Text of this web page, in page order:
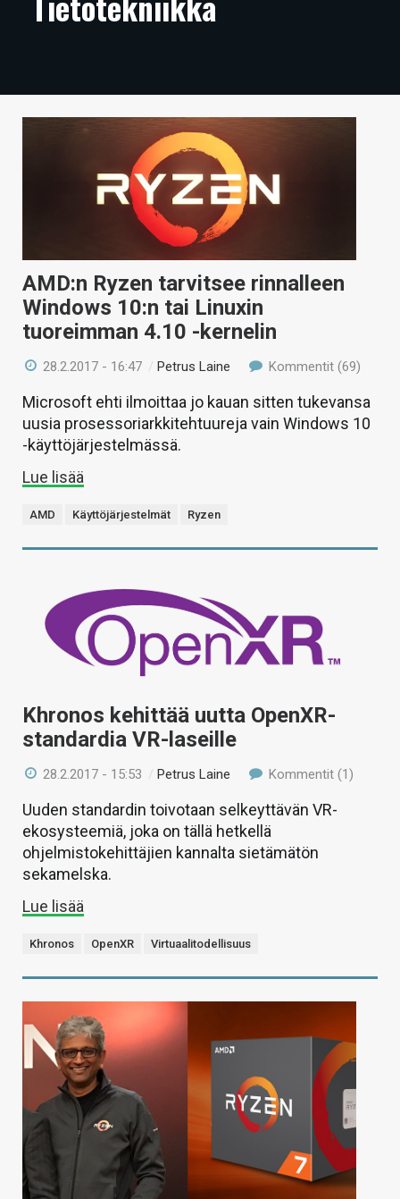
ARTIKKELIT
TECHBBS
HAKU
AMD:n Ryzen tarvitsee rinnalleen
Windows 10:n tai Linuxin
tuoreimman 4.10 -kernelin
28.2.2017 - 16:47 /Petrus Laine Kommentit (69)
Microsoft ehti ilmoittaa jo kauan sitten tukevansa
uusia prosessoriarkkitehtuureja vain Windows 10
-käyttöjärjestelmässä.
Lue lisää
AMD Käyttöjärjestelmät Ryzen
Khronos kehittää uutta OpenXR-
standardia VR-laseille
28.2.2017 - 15:53 /Petrus Laine Kommentit (1)
Uuden standardin toivotaan selkeyttävän VR-
ekosysteemiä, joka on tällä hetkellä
ohjelmistokehittäjien kannalta sietämätön
sekamelska.
Lue lisää
Khronos OpenXR Virtuaalitodellisuus